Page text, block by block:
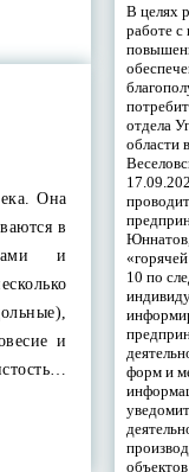
Она
в
и
и
В целях
работе с
отдела
области
10 по
форм и